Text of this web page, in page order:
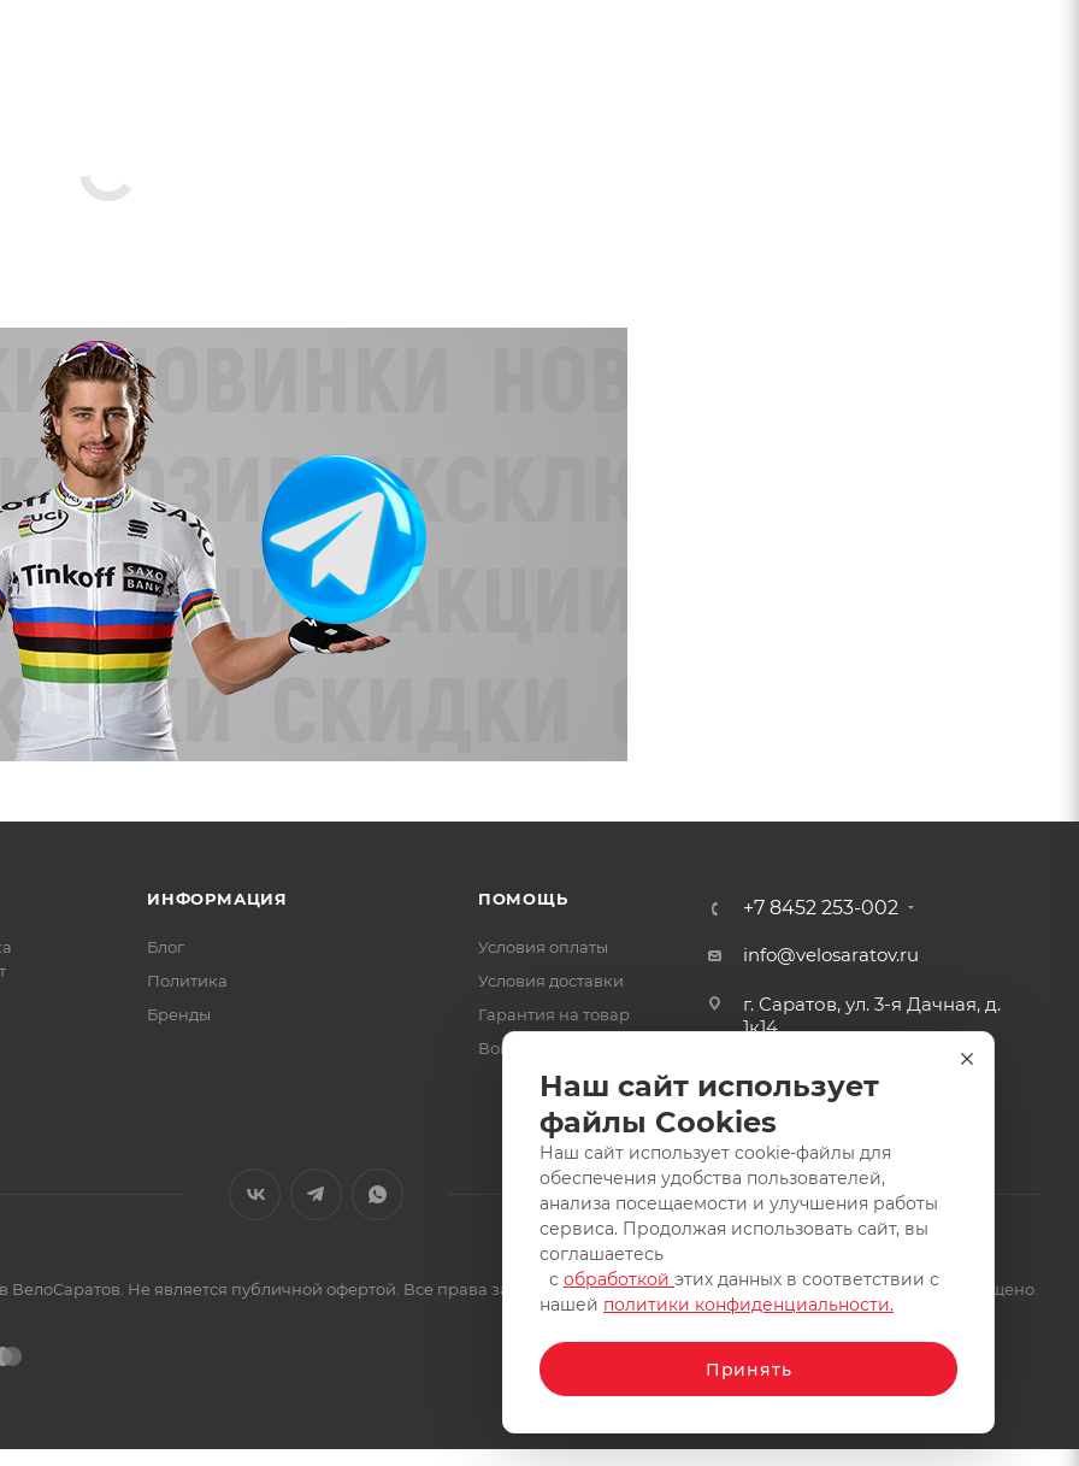
ИНФОРМАЦИЯ
Блог
Политика
Бренды
ПОМОЩЬ
Условия оплаты
Условия доставки
Гарантия на товар
Вопрос-ответ
+7 8452 253-002
info@velosaratov.ru
г. Саратов, ул. 3-я Дачная, д.
1к14
ВелоСаратов. Не является публичной офертой. Все права защищены. Заимствование материалов и фотографий запрещено.
Наш сайт использует
файлы Cookies
Наш сайт использует cookie-файлы для
обеспечения удобства пользователей,
анализа посещаемости и улучшения работы
сервиса. Продолжая использовать сайт, вы
соглашаетесь
с обработкой этих данных в соответствии с
нашей политики конфиденциальности.
Принять